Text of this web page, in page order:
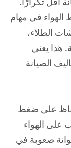
الهواء في مهام
الطلاء،
هذا يعني
الصيانة
على ضغط
على الهواء
صعوبة في